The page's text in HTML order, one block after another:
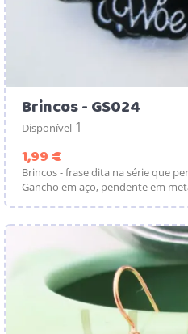
Brincos - GS024
Disponível 1
1,99 €
Brincos - frase dita na série que
Gancho em aço, pendente em